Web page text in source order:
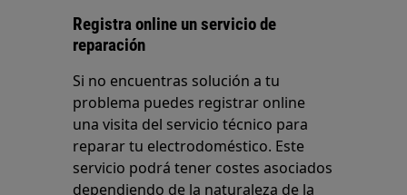
Registra online un servicio de
reparación
Si no encuentras solución a tu
problema puedes registrar online
una visita del servicio técnico para
reparar tu electrodoméstico. Este
servicio podrá tener costes asociados
dependiendo de la naturaleza de la